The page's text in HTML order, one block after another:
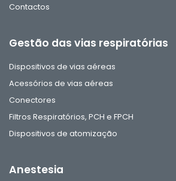
Contactos
Gestão das vias respiratórias
Dispositivos de vias aéreas
Acessórios de vias aéreas
Conectores
Filtros Respiratórios, PCH e FPCH
Dispositivos de atomização
Anestesia